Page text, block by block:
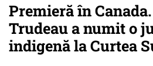
Premieră în
Trudeau a numit o
indigenă la Curtea